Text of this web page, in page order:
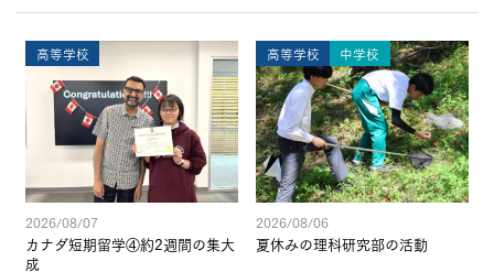
高等学校
2026/08/07
カナダ短期留学④約2週間の集大
成
高等学校 中学校
2026/08/06
夏休みの理科研究部の活動